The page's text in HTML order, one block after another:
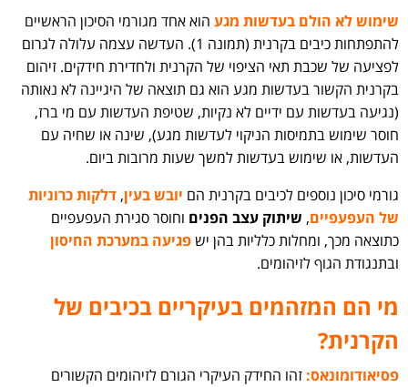
שימוש לא הולם בעדשות מגע הוא אחד מגורמי הסיכון הראשיים
להתפתחות כיבים בקרנית (תמונה 1). העדשה עצמה עלולה לגרום
לפציעה של שכבת תאי הציפוי של הקרנית ולחדירת חידקים. זיהום
בקרנית הקשור בעדשות מגע הוא גם תוצאה של היגיינה לא נאותה
(נגיעה בעדשות עם ידיים לא נקיות, שטיפת העדשות עם מי ברז,
חוסר שימוש בתמיסות הניקוי לעדשות מגע), שינה או שחיה עם
העדשות, או שימוש בעדשות למשך שעות מרובות ביום.
גורמי סיכון נוספים לכיבים בקרנית הם יובש בעין, דלקות כרוניות
של העפעפיים, שיתוק עצב הפנים וחוסר סגירת העפעפיים
כתוצאה מכך, ומחלות כלליות בהן ישפגיעה במערכת החיסון
ובתנגודת הגוף לזיהומים.
מי הם המזהמים בעיקריים בכיבים של
הקרנית?
פסיאודומונאס: זהו החידק העיקרי הגורם לזיהומים הקשורים